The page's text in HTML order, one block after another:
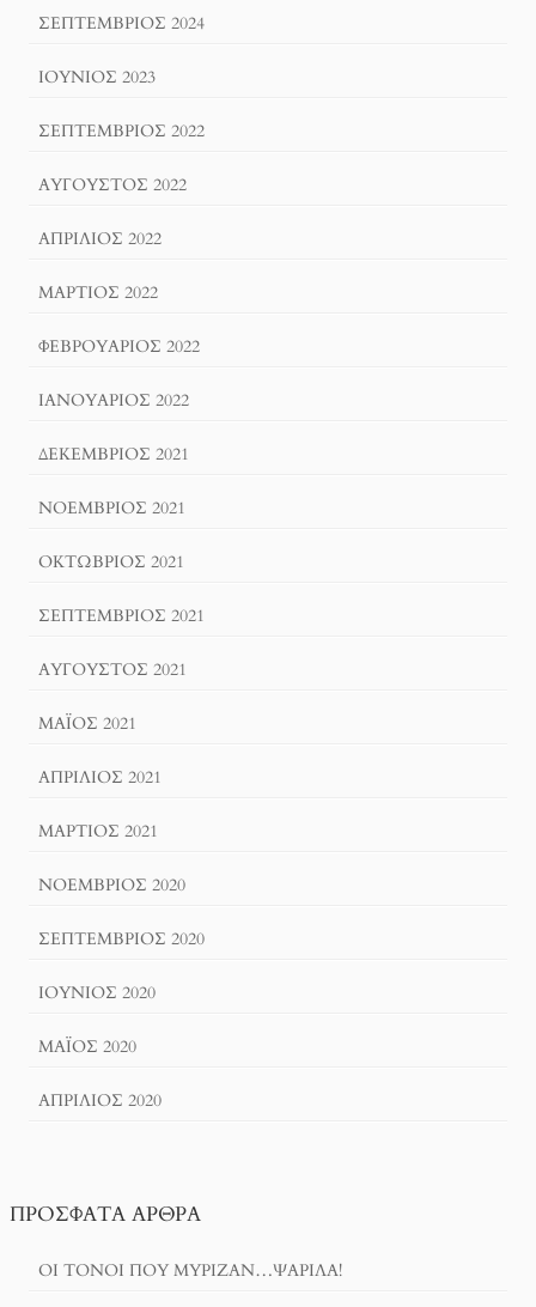
ΣΕΠΤΈΜΒΡΙΟΣ 2024
ΙΟΎΝΙΟΣ 2023
ΣΕΠΤΈΜΒΡΙΟΣ 2022
ΑΎΓΟΥΣΤΟΣ 2022
ΑΠΡΊΛΙΟΣ 2022
ΜΆΡΤΙΟΣ 2022
ΦΕΒΡΟΥΆΡΙΟΣ 2022
ΙΑΝΟΥΆΡΙΟΣ 2022
ΔΕΚΈΜΒΡΙΟΣ 2021
ΝΟΈΜΒΡΙΟΣ 2021
ΟΚΤΏΒΡΙΟΣ 2021
ΣΕΠΤΈΜΒΡΙΟΣ 2021
ΑΎΓΟΥΣΤΟΣ 2021
ΜΆΙΟΣ 2021
ΑΠΡΊΛΙΟΣ 2021
ΜΆΡΤΙΟΣ 2021
ΝΟΈΜΒΡΙΟΣ 2020
ΣΕΠΤΈΜΒΡΙΟΣ 2020
ΙΟΎΝΙΟΣ 2020
ΜΆΙΟΣ 2020
ΑΠΡΊΛΙΟΣ 2020
ΠΡΌΣΦΑΤΑ ΆΡΘΡΑ
ΟΙ ΤΌΝΟΙ ΠΟΥ ΜΎΡΙΖΑΝ…ΨΑΡΊΛΑ!